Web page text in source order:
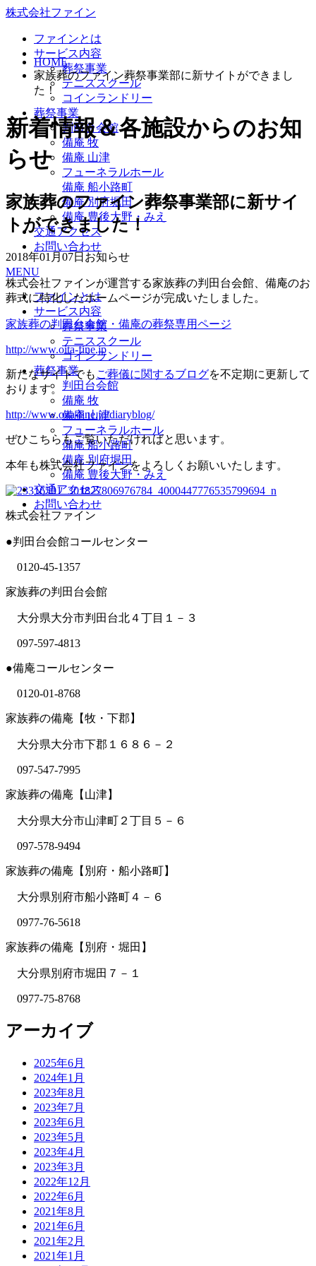
株式会社ファイン
ファインとは
サービス内容
葬祭事業
テニススクール
コインランドリー
葬祭事業
判田台会館
備庵 牧
備庵 山津
フューネラルホール
備庵 船小路町
備庵 別府堀田
備庵 豊後大野・みえ
交通アクセス
お問い合わせ
MENU
ファインとは
サービス内容
葬祭事業
テニススクール
コインランドリー
葬祭事業
判田台会館
備庵 牧
備庵 山津
フューネラルホール
備庵 船小路町
備庵 別府堀田
備庵 豊後大野・みえ
交通アクセス
お問い合わせ
HOME
家族葬のファイン葬祭事業部に新サイトができまし
た！
新着情報＆各施設からのお知
らせ
家族葬のファイン葬祭事業部に新サイ
トができました！
2018年01月07日 お知らせ
株式会社ファインが運営する家族葬の判田台会館、備庵のお
葬式に特化したホームページが完成いたしました。
家族葬の判田台会館・備庵の葬祭専用ページ
http://www.oita-fine.jp
新たなサイトでも ご葬儀に関するブログを不定期に更新して
おります。
http://www.oita-fine.jp/diaryblog/
ぜひこちらもご覧いただければと思います。
本年も株式会社ファインをよろしくお願いいたします。
株式会社ファイン
●判田台会館コールセンター
0120-45-1357
家族葬の判田台会館
大分県大分市判田台北４丁目１－３
097-597-4813
●備庵コールセンター
0120-01-8768
家族葬の備庵【牧・下郡】
大分県大分市下郡１６８６－２
097-547-7995
家族葬の備庵【山津】
大分県大分市山津町２丁目５－６
097-578-9494
家族葬の備庵【別府・船小路町】
大分県別府市船小路町４－６
0977-76-5618
家族葬の備庵【別府・堀田】
大分県別府市堀田７－１
0977-75-8768
アーカイブ
2025年6月
2024年1月
2023年8月
2023年7月
2023年6月
2023年5月
2023年4月
2023年3月
2022年12月
2022年6月
2021年8月
2021年6月
2021年2月
2021年1月